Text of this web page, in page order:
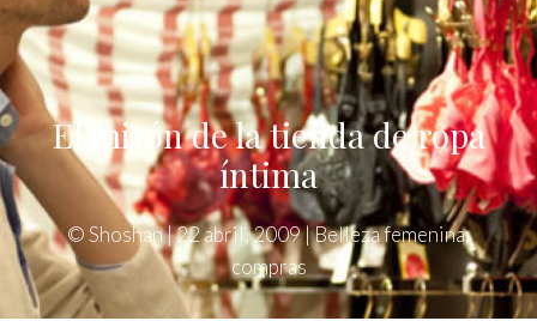
El mirón de la tienda de ropa
íntima
©Shoshan|22 abril, 2009|Belleza femenina,
compras